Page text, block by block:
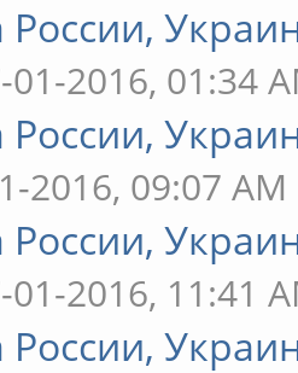
России,
01-2016, 01:34
России,
2016, 09:07 AM
России,
01-2016, 11:41
России,